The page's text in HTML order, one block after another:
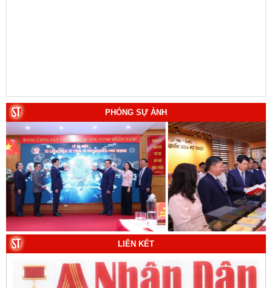
PHÓNG SỰ ẢNH
LIÊN KẾT